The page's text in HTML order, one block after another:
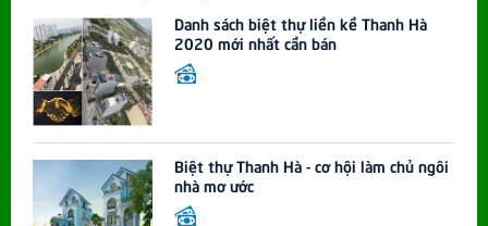
Danh sách biệt thự liền kề Thanh Hà
2020 mới nhất cần bán
Biệt thự Thanh Hà - cơ hội làm chủ ngôi
nhà mơ ước